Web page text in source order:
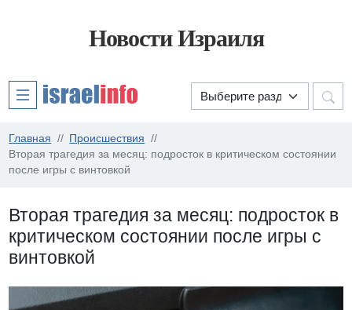
Новости Израиля
Главная
Происшествия
Вторая трагедия за месяц: подросток в критическом состоянии
после игры с винтовкой
Вторая трагедия за месяц: подросток в
критическом состоянии после игры с
винтовкой